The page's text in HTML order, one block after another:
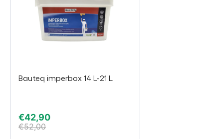
Bauteq imperbox 14 L-21 L
€42,90
€52,00